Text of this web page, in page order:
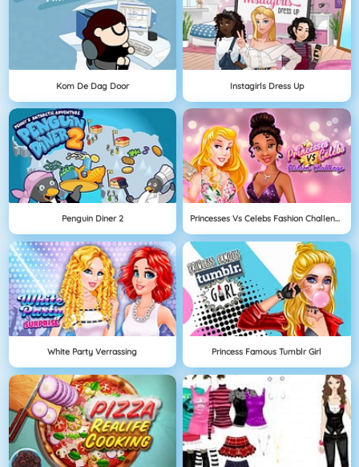
Kom De Dag Door Instagirls Dress Up
Penguin Diner 2 Princesses Vs Celebs Fashion Challenge
White Party Verrassing Princess Famous Tumblr Girl